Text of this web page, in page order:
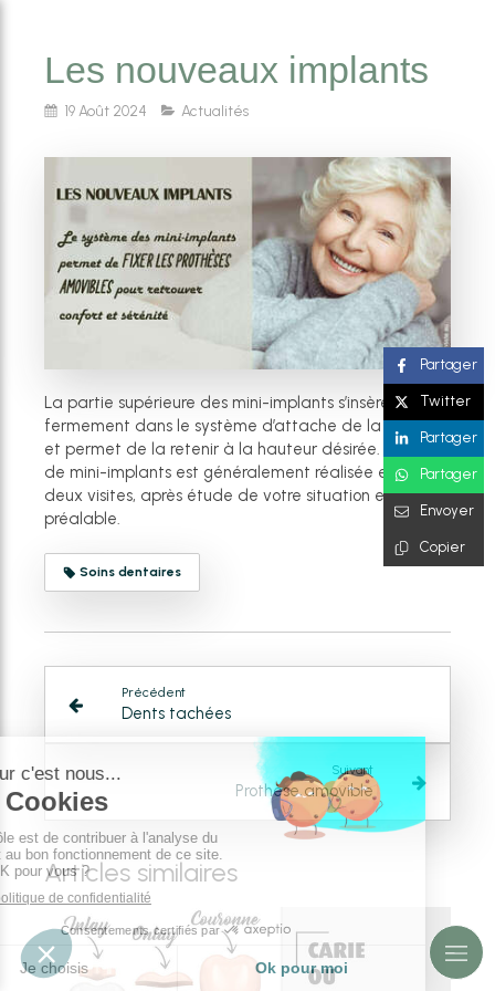
Les nouveaux implants
19 Août 2024 Actualités
La partie supérieure des mini-implants s’insère
fermement dans le système d’attache de la prothèse
et permet de la retenir à la hauteur désirée. La pose
de mini-implants est généralement réalisée en une à
deux visites, après étude de votre situation et devis
préalable.
Soins dentaires
Précédent
Dents tachées
Suivant
Prothèse amovible
Articles similaires
Partager
Twitter
Partager
Partager
Envoyer
Copier